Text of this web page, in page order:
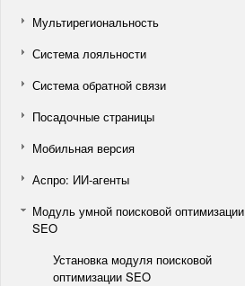
Мультирегиональность
Система лояльности
Система обратной связи
Посадочные страницы
Мобильная версия
Аспро: ИИ-агенты
Модуль умной поисковой оптимизации
SEO
Установка модуля поисковой
оптимизации SEO